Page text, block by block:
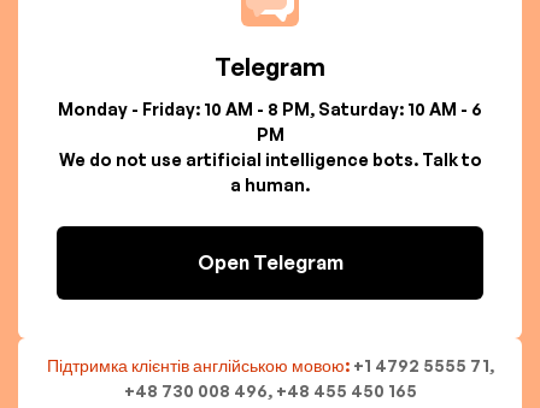
Telegram
Monday - Friday: 10 AM - 8 PM, Saturday: 10 AM - 6
PM
We do not use artificial intelligence bots. Talk to
a human.
Open Telegram
Підтримка клієнтів англійською мовою: +1 4792 5555 71,
+48 730 008 496, +48 455 450 165